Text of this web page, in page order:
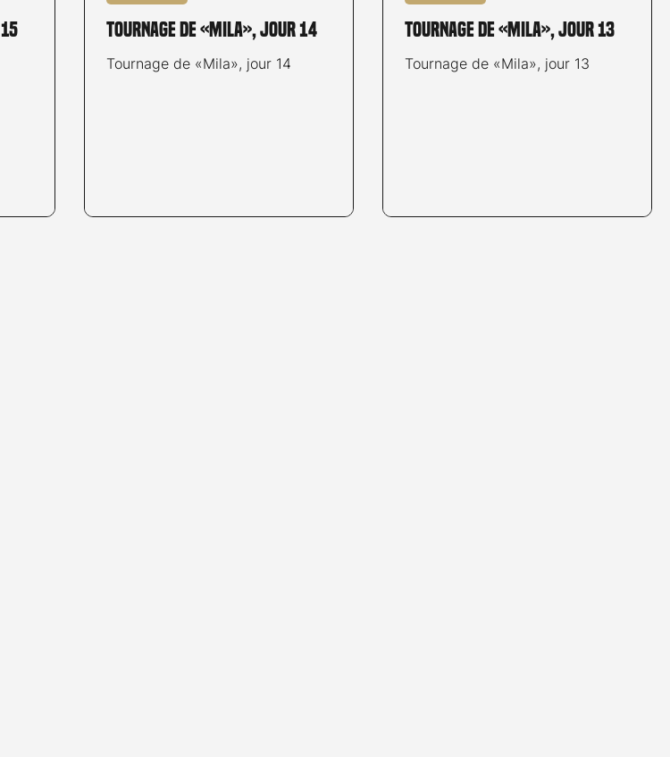
Tournage de «Mila», jour 14
Tournage de «Mila», jour 14
Tournage de «Mila», jour 13
Tournage de «Mila», jour 13